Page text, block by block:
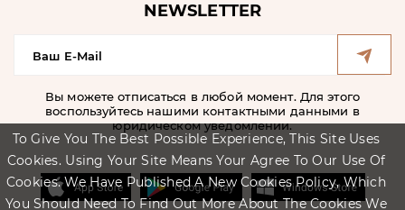
To Give You The Best Possible Experience, This Site Uses
Cookies. Using Your Site Means Your Agree To Our Use Of
Cookies. We Have Published A New Cookies Policy, Which
You Should Need To Find Out More About The Cookies We
NEWSLETTER
Вы можете отписаться в любой момент. Для этого
воспользуйтесь нашими контактными данными в
юридическом уведомлении.